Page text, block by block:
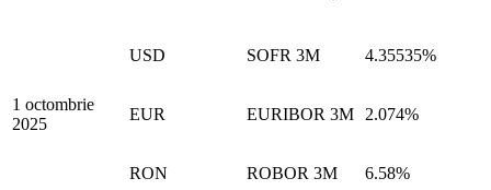
1 octombrie
2025
USD SOFR 3M 4.35535%
EUR EURIBOR 3M 2.074%
RON ROBOR 3M 6.58%